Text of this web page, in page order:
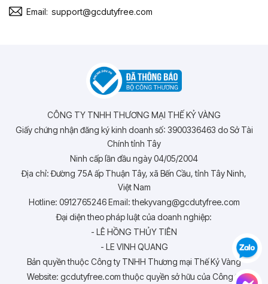
Email: support@gcdutyfree.com
CÔNG TY TNHH THƯƠNG MẠI THẾ KỶ VÀNG
Giấy chứng nhận đăng ký kinh doanh số: 3900336463 do Sở Tài
Chính tỉnh Tây
Ninh cấp lần đầu ngày 04/05/2004
Địa chỉ: Đường 75A ấp Thuận Tây, xã Bến Cầu, tỉnh Tây Ninh,
Việt Nam
Hotline: 0912765246 Email: thekyvang@gcdutyfree.com
Đại diện theo pháp luật của doanh nghiệp:
- LÊ HỒNG THỦY TIÊN
- LE VINH QUANG
Bản quyền thuộc Công ty TNHH Thương mại Thế Kỷ Vàng
Website: gcdutyfree.com thuộc quyền sở hữu của Công ty